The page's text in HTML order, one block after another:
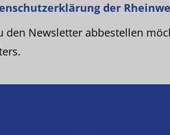
der
den Newsletter abbestellen